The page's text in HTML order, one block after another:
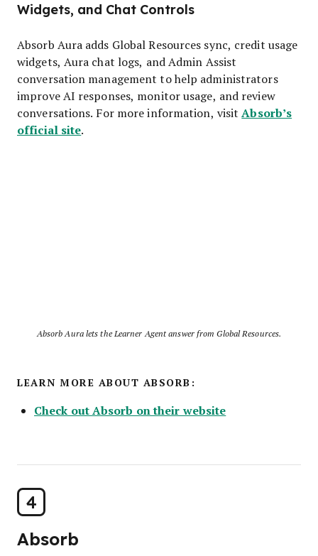
Absorb Aura lets the Learner Agent answer from Global Resources.
Widgets, and Chat Controls
Absorb Aura adds Global Resources sync, credit usage
widgets, Aura chat logs, and Admin Assist
conversation management to help administrators
improve AI responses, monitor usage, and review
conversations. For more information, visit Absorb’s
official site.
LEARN MORE ABOUT ABSORB:
Check out Absorb on their website
4
Absorb